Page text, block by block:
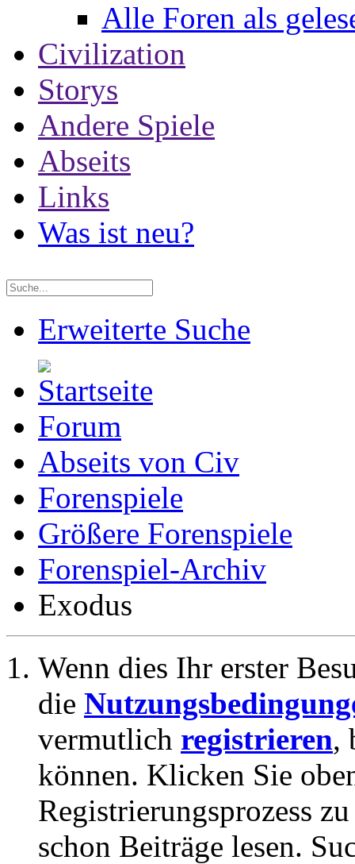
Alle Foren als
Civilization
Storys
Andere Spiele
Abseits
Links
Was ist neu?
Erweiterte Suche
Forum
Abseits von Civ
Forenspiele
Größere Forenspiele
Forenspiel-Archiv
Exodus
Wenn dies Ihr erster
die
vermutlich registrieren,
können. Klicken Sie
Registrierungsprozess
schon Beiträge lesen.